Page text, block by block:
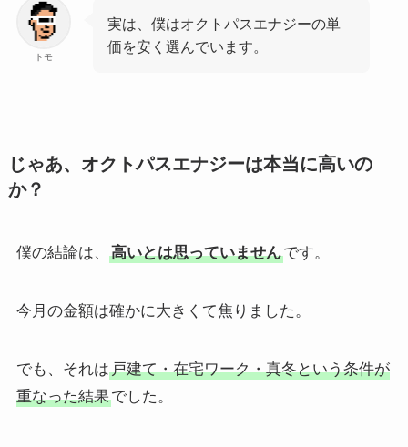
トモ
実は、僕はオクトパスエナジーの単
価を安く選んでいます。
じゃあ、オクトパスエナジーは本当に高いの
か？
僕の結論は、 高いとは思っていませんです。
今月の金額は確かに大きくて焦りました。
でも、それは戸建て・在宅ワーク・真冬という条件が
重なった結果でした。